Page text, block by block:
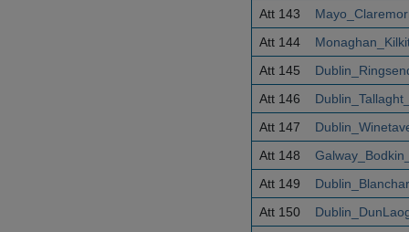
Att 143
Att 144
Att 145
Att 146
Att 147
Att 148
Att 149
Att 150